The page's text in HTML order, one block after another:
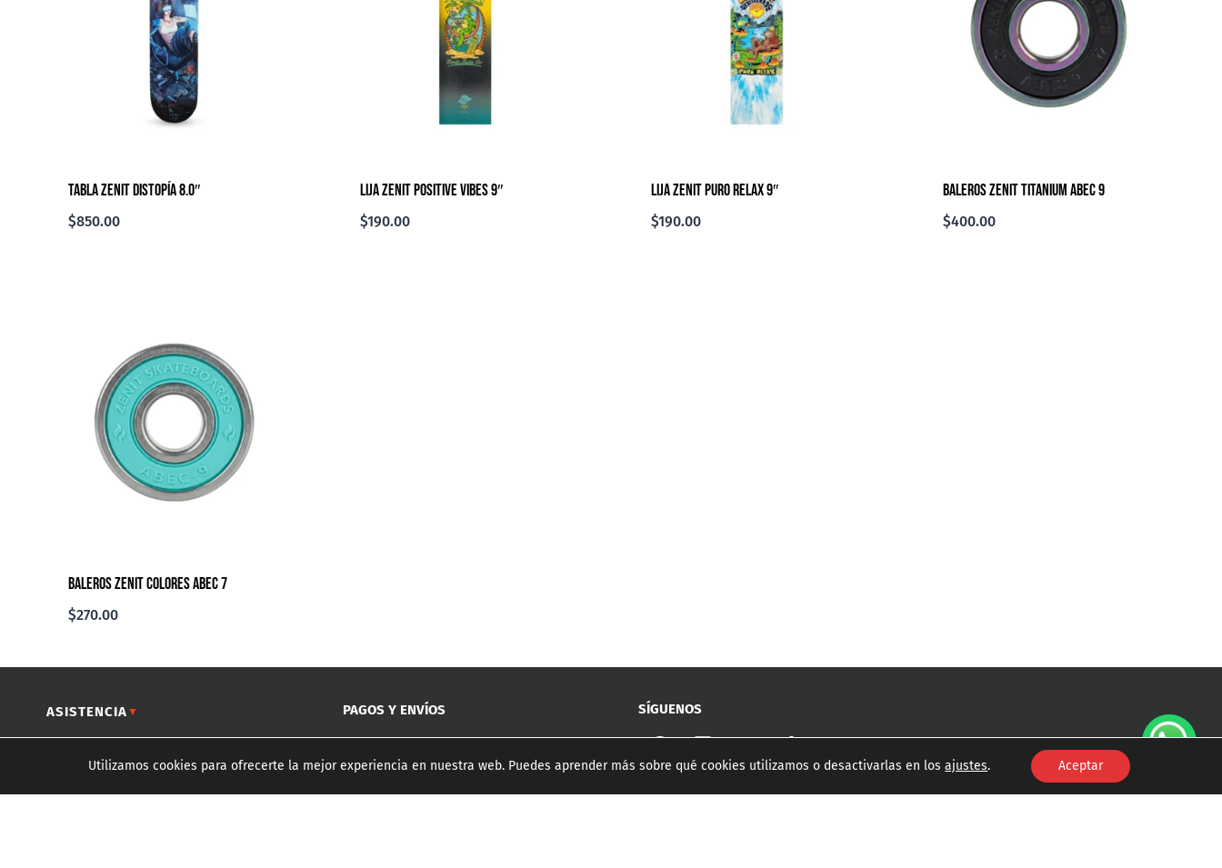
Tabla Zenit Distopía 8.0″
$850.00
Lija Zenit Positive Vibes 9″
$190.00
Lija Zenit Puro Relax 9″
$190.00
Baleros Zenit Titanium Abec 9
$400.00
Baleros Zenit Colores Abec 7
$270.00
ASISTENCIA ▼ PAGOS Y ENVÍOS SÍGUENOS
Utilizamos cookies para ofrecerte la mejor experiencia en nuestra web. Puedes aprender más sobre qué cookies utilizamos o desactivarlas en losajustes. Aceptar